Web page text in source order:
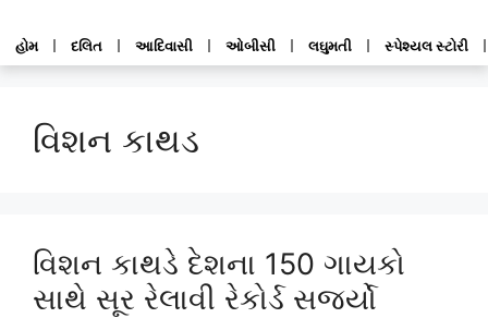
હોમ દલિત આદિવાસી ઓબીસી લઘુમતી સ્પેશ્યલ સ્ટોરી
વિશન કાથડ
વિશન કાથડે દેશના 150 ગાયકો
સાથે સૂર રેલાવી રેકોર્ડ સર્જ્યો